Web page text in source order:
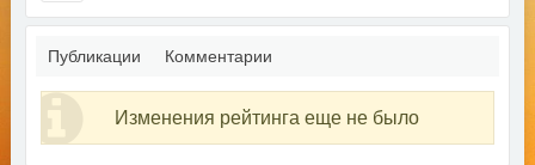
Публикации Комментарии
Изменения рейтинга еще не было